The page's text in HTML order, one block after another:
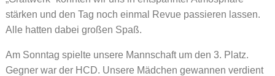
stärken und den Tag noch einmal Revue passieren lassen.
Alle hatten dabei großen Spaß.
Am Sonntag spielte unsere Mannschaft um den 3. Platz.
Gegner war der HCD. Unsere Mädchen gewannen verdient